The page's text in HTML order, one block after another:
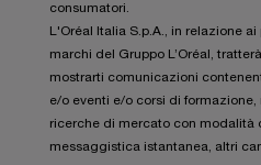
consumatori.
L'Oréal Italia S.p.A., in relazione
marchi del Gruppo L’Oréal,
mostrarti comunicazioni
e/o eventi e/o corsi di
ricerche di mercato con modalità
messaggistica istantanea, altri